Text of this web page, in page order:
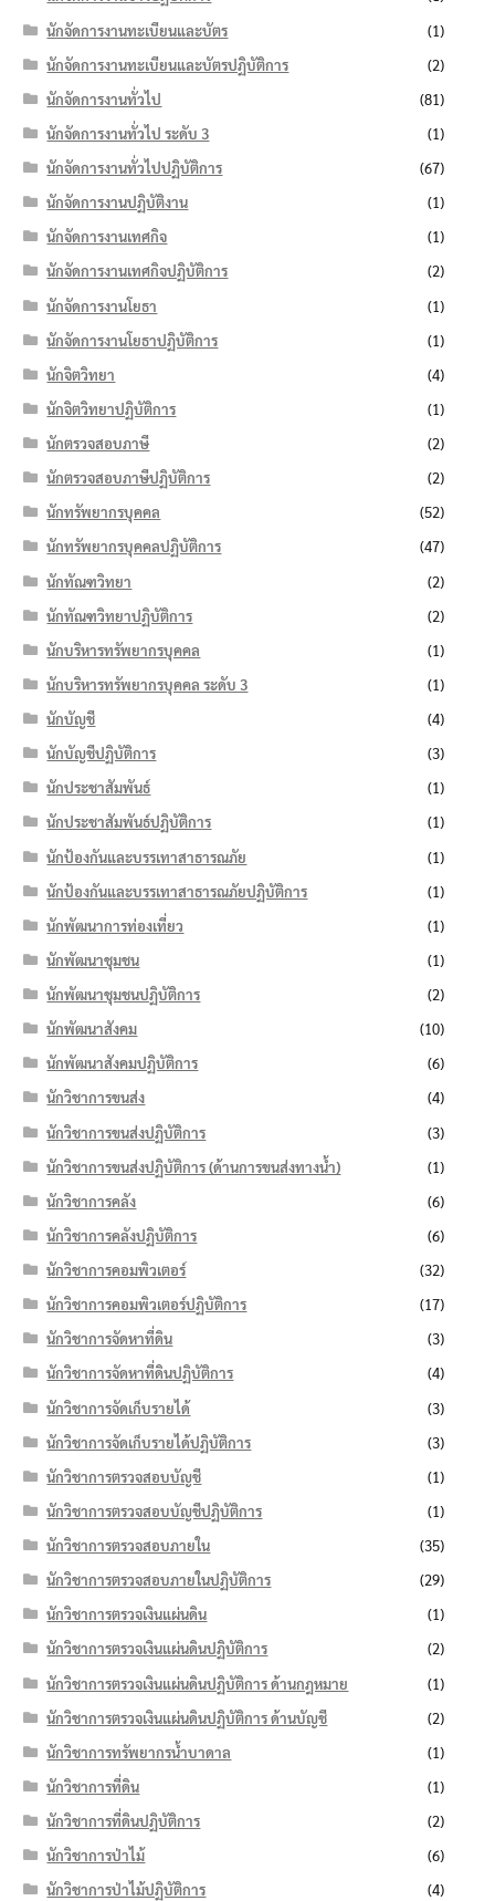
นักจัดการงานทะเบียนและบัตร
(1)
นักจัดการงานทะเบียนและบัตรปฏิบัติการ
(2)
นักจัดการงานทั่วไป
(81)
นักจัดการงานทั่วไป ระดับ 3
(1)
นักจัดการงานทั่วไปปฏิบัติการ
(67)
นักจัดการงานปฏิบัติงาน
(1)
นักจัดการงานเทศกิจ
(1)
นักจัดการงานเทศกิจปฏิบัติการ
(2)
นักจัดการงานโยธา
(1)
นักจัดการงานโยธาปฏิบัติการ
(1)
นักจิตวิทยา
(4)
นักจิตวิทยาปฏิบัติการ
(1)
นักตรวจสอบภาษี
(2)
นักตรวจสอบภาษีปฏิบัติการ
(2)
นักทรัพยากรบุคคล
(52)
นักทรัพยากรบุคคลปฏิบัติการ
(47)
นักทัณฑวิทยา
(2)
นักทัณฑวิทยาปฏิบัติการ
(2)
นักบริหารทรัพยากรบุคคล
(1)
นักบริหารทรัพยากรบุคคล ระดับ 3
(1)
นักบัญชี
(4)
นักบัญชีปฏิบัติการ
(3)
นักประชาสัมพันธ์
(1)
นักประชาสัมพันธ์ปฏิบัติการ
(1)
นักป้องกันและบรรเทาสาธารณภัย
(1)
นักป้องกันและบรรเทาสาธารณภัยปฏิบัติการ
(1)
นักพัฒนาการท่องเที่ยว
(1)
นักพัฒนาชุมชน
(1)
นักพัฒนาชุมชนปฏิบัติการ
(2)
นักพัฒนาสังคม
(10)
นักพัฒนาสังคมปฏิบัติการ
(6)
นักวิชาการขนส่ง
(4)
นักวิชาการขนส่งปฏิบัติการ
(3)
นักวิชาการขนส่งปฏิบัติการ (ด้านการขนส่งทางน้ำ)
(1)
นักวิชาการคลัง
(6)
นักวิชาการคลังปฏิบัติการ
(6)
นักวิชาการคอมพิวเตอร์
(32)
นักวิชาการคอมพิวเตอร์ปฏิบัติการ
(17)
นักวิชาการจัดหาที่ดิน
(3)
นักวิชาการจัดหาที่ดินปฏิบัติการ
(4)
นักวิชาการจัดเก็บรายได้
(3)
นักวิชาการจัดเก็บรายได้ปฏิบัติการ
(3)
นักวิชาการตรวจสอบบัญชี
(1)
นักวิชาการตรวจสอบบัญชีปฏิบัติการ
(1)
นักวิชาการตรวจสอบภายใน
(35)
นักวิชาการตรวจสอบภายในปฏิบัติการ
(29)
นักวิชาการตรวจเงินแผ่นดิน
(1)
นักวิชาการตรวจเงินแผ่นดินปฏิบัติการ
(2)
นักวิชาการตรวจเงินแผ่นดินปฏิบัติการ ด้านกฎหมาย
(1)
นักวิชาการตรวจเงินแผ่นดินปฏิบัติการ ด้านบัญชี
(2)
นักวิชาการทรัพยากรน้ำบาดาล
(1)
นักวิชาการที่ดิน
(1)
นักวิชาการที่ดินปฏิบัติการ
(2)
นักวิชาการป่าไม้
(6)
นักวิชาการป่าไม้ปฏิบัติการ
(4)